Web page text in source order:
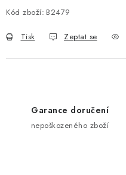
Kód zboží: B2479
Tisk Zeptat se
Garance doručení
nepoškozeného zboží